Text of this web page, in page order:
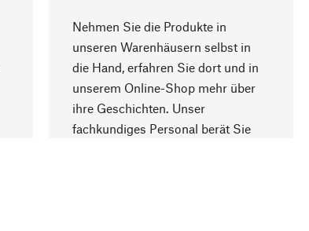
Nehmen Sie die Produkte in
unseren Warenhäusern selbst in
die Hand, erfahren Sie dort und in
unserem Online-Shop mehr über
ihre Geschichten. Unser
fachkundiges Personal berät Sie